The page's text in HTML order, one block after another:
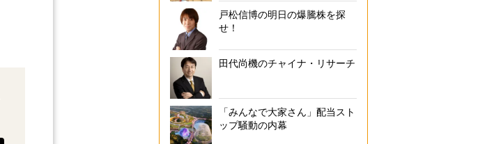
戸松信博の明日の爆騰株を探
せ！
田代尚機のチャイナ・リサーチ
「みんなで大家さん」配当スト
ップ騒動の内幕